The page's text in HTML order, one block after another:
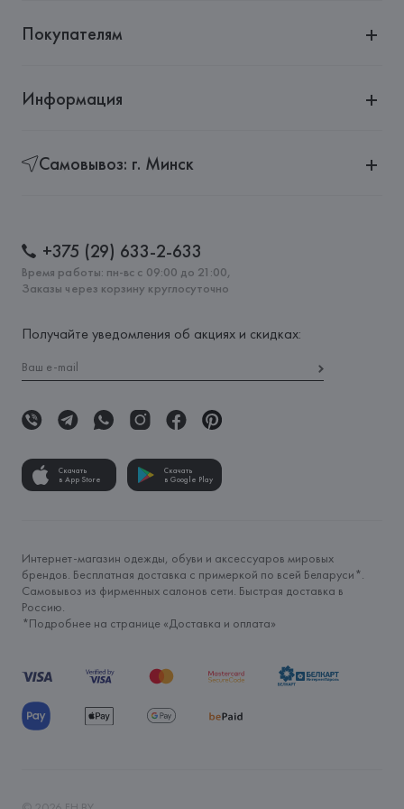
Покупателям
Информация
Самовывоз: г. Минск
+375 (29) 633-2-633
Время работы: пн-вс с 09:00 до 21:00,
Заказы через корзину круглосуточно
Получайте уведомления об акциях и скидках:
Скачать
в App Store
Скачать
в Google Play
Интернет-магазин одежды, обуви и аксессуаров мировых
брендов. Бесплатная доставка с примеркой по всей Беларуси*.
Самовывоз из фирменных салонов сети. Быстрая доставка в
Россию.
*Подробнее на странице «Доставка и оплата»